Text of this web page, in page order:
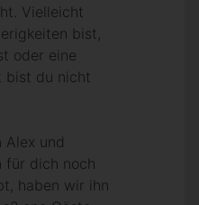
Vielleicht
bist,
oder eine
bist du nicht
Alex und
für dich noch
haben wir ihn